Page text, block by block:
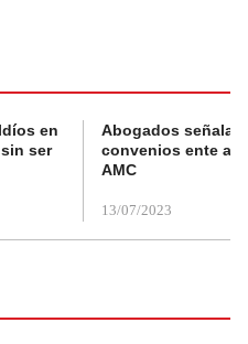
en
ser
Abogados
convenios ente
AMC
13/07/2023